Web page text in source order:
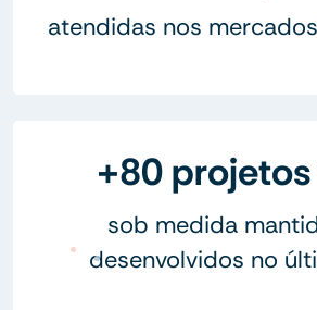
atendidas nos
+80
sob medida
desenvolvidos no